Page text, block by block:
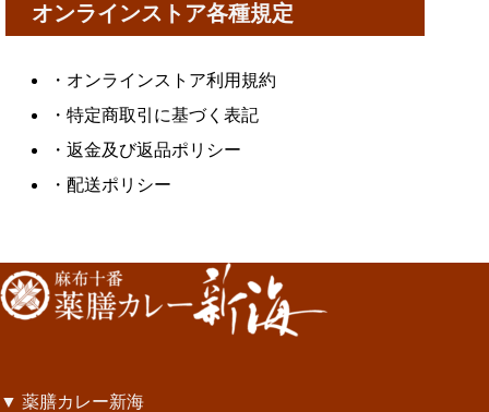
オンラインストア各種規定
・ オンラインストア利用規約
・ 特定商取引に基づく表記
・ 返金及び返品ポリシー
・ 配送ポリシー
▼ 薬膳カレー新海